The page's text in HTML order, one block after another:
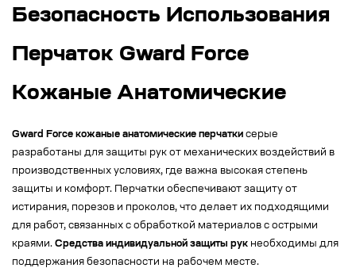
Безопасность Использования
Перчаток Gward Force
Кожаные Анатомические
Gward Force кожаные анатомические перчатки серые
разработаны для защиты рук от механических воздействий в
производственных условиях, где важна высокая степень
защиты и комфорт. Перчатки обеспечивают защиту от
истирания, порезов и проколов, что делает их подходящими
для работ, связанных с обработкой материалов с острыми
краями. Средства индивидуальной защиты рук необходимы для
поддержания безопасности на рабочем месте.